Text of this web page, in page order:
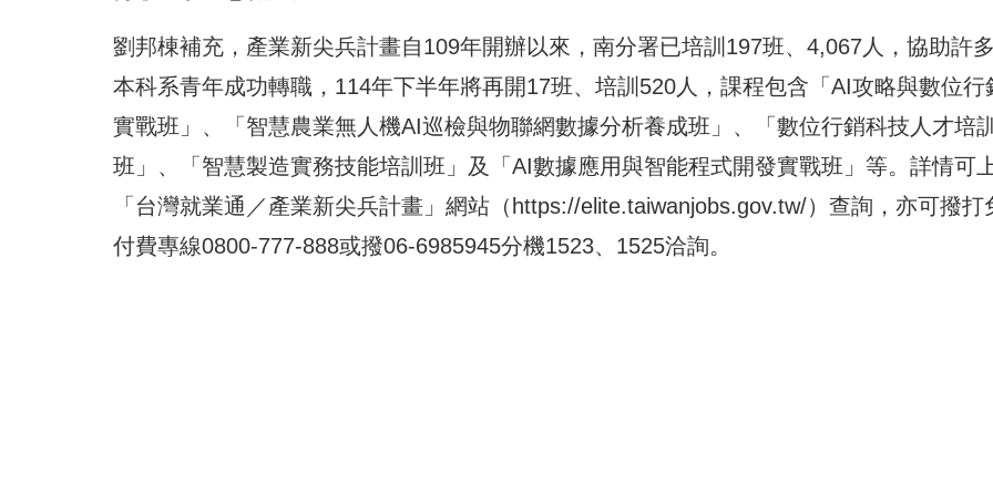
劉邦棟補充，產業新尖兵計畫自109年開辦以來，南分署已培訓197班、4,067人，協助許
本科系青年成功轉職，114年下半年將再開17班、培訓520人，課程包含「AI攻略與數位行
實戰班」、「智慧農業無人機AI巡檢與物聯網數據分析養成班」、「數位行銷科技人才培訓
班」、「智慧製造實務技能培訓班」及「AI數據應用與智能程式開發實戰班」等。詳情可
「台灣就業通／產業新尖兵計畫」網站（ https://elite.taiwanjobs.gov.tw/）查詢，亦可撥打
付費專線0800-777-888或撥06-6985945分機1523、1525洽詢。